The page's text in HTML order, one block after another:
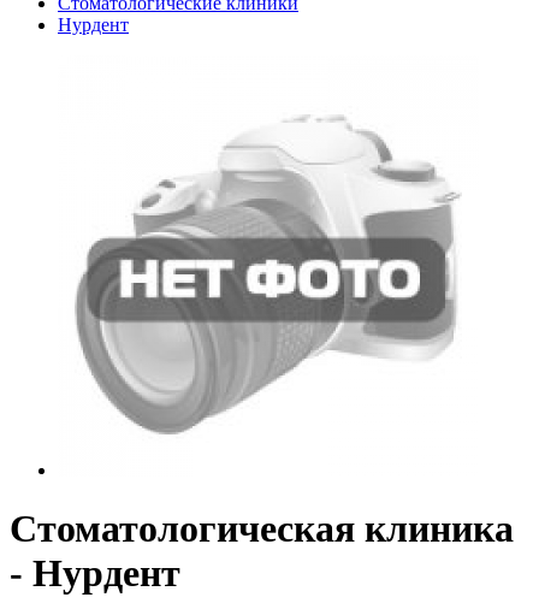
Нурдент
Стоматологическая клиника
- Нурдент